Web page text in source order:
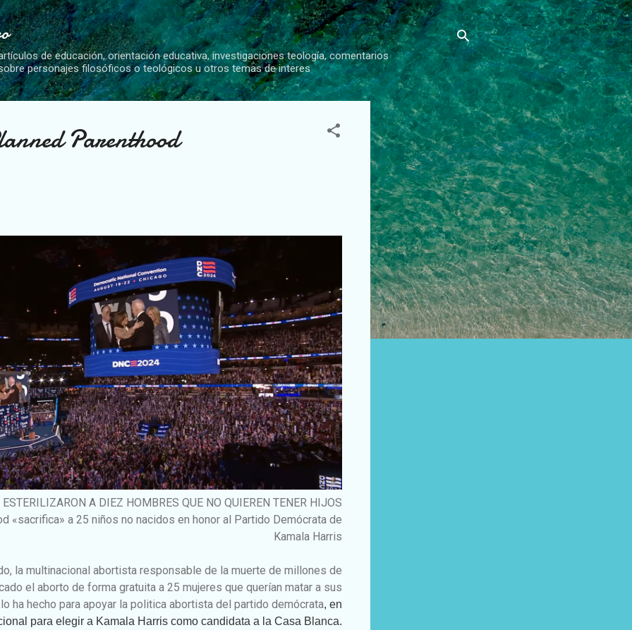
Ir al contenido principal
de educación, orientación educativa, investigaciones teología, comentarios
personajes filosóficos o teológicos u otros temas de interes
Parenthood
A DIEZ HOMBRES QUE NO QUIEREN TENER HIJOS
«sacrifica» a 25 niños no nacidos en honor al Partido Demócrata de
Kamala Harris
la multinacional abortista responsable de la muerte de millones de
el aborto de forma gratuita a 25 mujeres que querían matar a sus
ha hecho para apoyar la politica abortista del partido demócrata, en
para elegir a Kamala Harris como candidata a la Casa Blanca.